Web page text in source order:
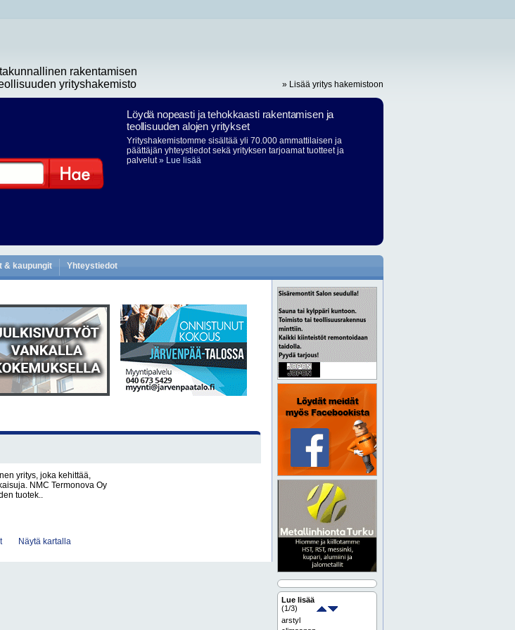
rakentamisen
yrityshakemisto
» Lisää yritys hakemistoon
Löydä nopeasti ja tehokkaasti rakentamisen ja
teollisuuden alojen yritykset
Yrityshakemistomme sisältää yli 70.000 ammattilaisen ja
päättäjän yhteystiedot sekä yrityksen tarjoamat tuotteet ja
palvelut» Lue lisää
& kaupungit Yhteystiedot
yritys, joka kehittää,
NMC Termonova Oy
tuotek..
Näytä kartalla
Lue lisää
(1/3)
arstyl